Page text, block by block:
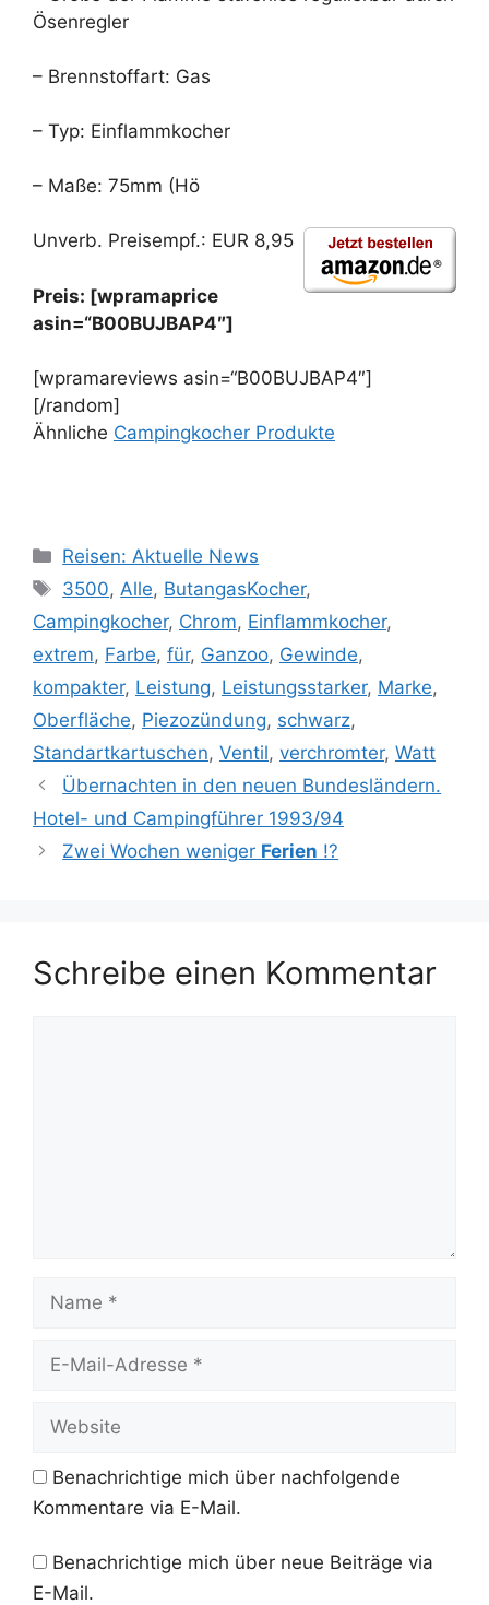
Ösenregler
– Brennstoffart: Gas
– Typ: Einflammkocher
– Maße: 75mm (Hö
Unverb. Preisempf.: EUR 8,95
Preis: [wpramaprice
asin=“B00BUJBAP4″]
[wpramareviews asin=“B00BUJBAP4″]
[/random]
Ähnliche Campingkocher Produkte
Kategorien
Reisen: Aktuelle News
Schlagwörter
3500, Alle, ButangasKocher,
Campingkocher, Chrom, Einflammkocher,
extrem, Farbe, für, Ganzoo, Gewinde,
kompakter, Leistung, Leistungsstarker, Marke,
Oberfläche, Piezozündung, schwarz,
Standartkartuschen, Ventil, verchromter, Watt
Übernachten in den neuen Bundesländern.
Hotel- und Campingführer 1993/94
Zwei Wochen weniger Ferien !?
Schreibe einen Kommentar
Mail-
Benachrichtige mich über nachfolgende
Kommentare via E-Mail.
Benachrichtige mich über neue Beiträge via
E-Mail.